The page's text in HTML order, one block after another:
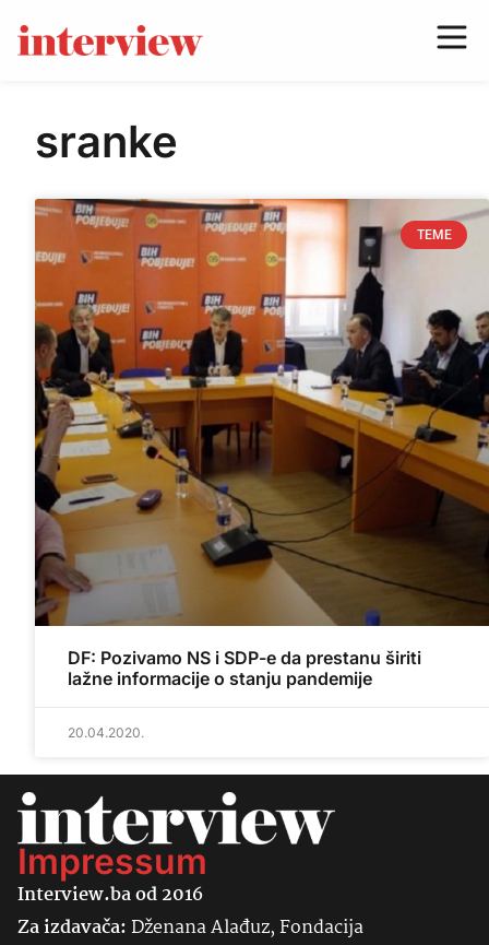
sranke
TEME
DF: Pozivamo NS i SDP-e da prestanu širiti
lažne informacije o stanju pandemije
20.04.2020.
Impressum
Interview.ba od 2016
Za izdavača:Dženana Alađuz, Fondacija